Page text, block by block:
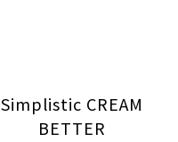
Simplistic CREAM
BETTER